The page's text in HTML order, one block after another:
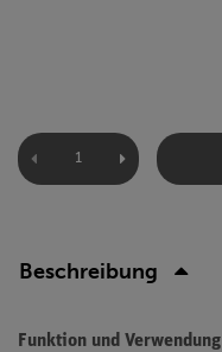
Beschreibung
Funktion und Verwendung